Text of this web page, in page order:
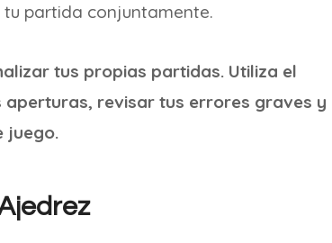
partida conjuntamente.
tus propias partidas. Utiliza el
revisar tus errores graves y
juego.